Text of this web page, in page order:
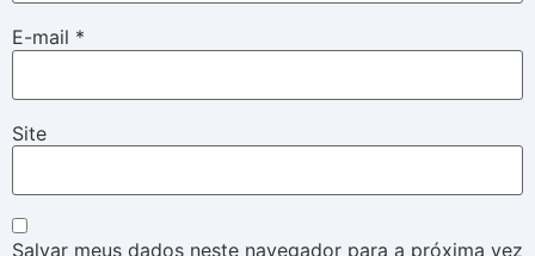
E-mail *
Site
Salvar meus dados neste navegador para a próxima vez